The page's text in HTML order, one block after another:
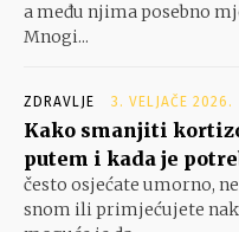
a među njima posebno
Mnogi...
ZDRAVLJE 3. VELJAČE 2026.
Kako smanjiti
putem i kada je
često osjećate umorno,
snom ili primjećujete